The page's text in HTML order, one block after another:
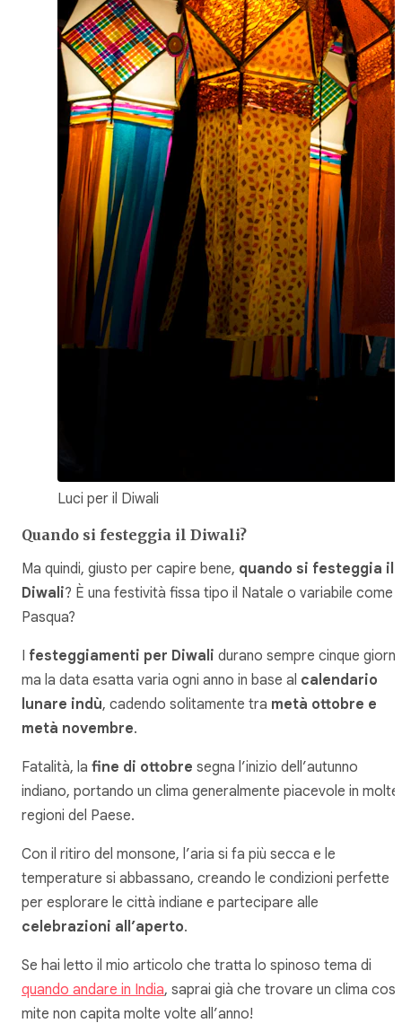
Luci per il Diwali
Quando si festeggia il Diwali?
Ma quindi, giusto per capire bene, quando si festeggia il
Diwali? È una festività fissa tipo il Natale o variabile come
Pasqua?
I festeggiamenti per Diwali durano sempre cinque giorni,
ma la data esatta varia ogni anno in base al calendario
lunare indù, cadendo solitamente tra metà ottobre e
metà novembre.
Fatalità, la fine di ottobre segna l’inizio dell’autunno
indiano, portando un clima generalmente piacevole in molte
regioni del Paese.
Con il ritiro del monsone, l’aria si fa più secca e le
temperature si abbassano, creando le condizioni perfette
per esplorare le città indiane e partecipare alle
celebrazioni all’aperto.
Se hai letto il mio articolo che tratta lo spinoso tema di
quando andare in India, saprai già che trovare un clima così
mite non capita molte volte all’anno!